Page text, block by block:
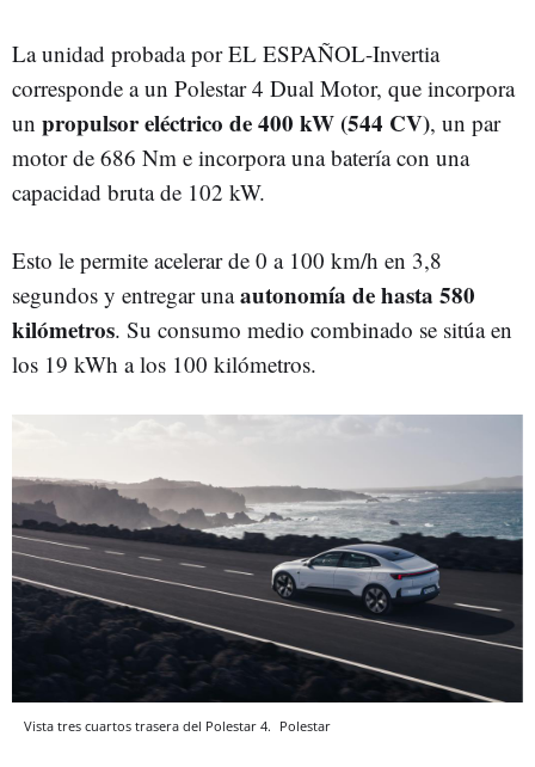
La unidad probada por EL ESPAÑOL-Invertia
corresponde a un Polestar 4 Dual Motor, que incorpora
un propulsor eléctrico de 400 kW (544 CV), un par
motor de 686 Nm e incorpora una batería con una
capacidad bruta de 102 kW.
Esto le permite acelerar de 0 a 100 km/h en 3,8
segundos y entregar unaautonomía de hasta 580
kilómetros. Su consumo medio combinado se sitúa en
los 19 kWh a los 100 kilómetros.
Vista tres cuartos trasera del Polestar 4. Polestar